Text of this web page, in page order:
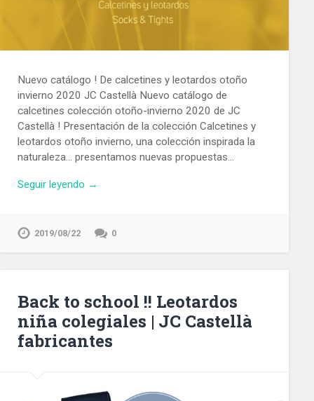
Nuevo catálogo ! De calcetines y leotardos otoño
invierno 2020 JC Castellà Nuevo catálogo de
calcetines colección otoño-invierno 2020 de JC
Castellà ! Presentación de la colección Calcetines y
leotardos otoño invierno, una colección inspirada la
naturaleza… presentamos nuevas propuestas…
Seguir leyendo →
2019/08/22 0
Back to school !! Leotardos
niña colegiales | JC Castellà
fabricantes